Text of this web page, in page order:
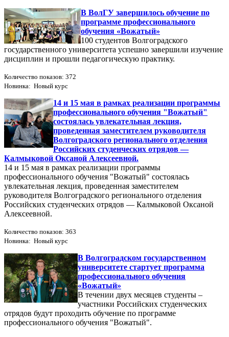
В ВолГУ завершилось обучение по
программе профессионального
обучения «Вожатый»
100 студентов Волгоградского
государственного университета успешно завершили изучение
дисциплин и прошли педагогическую практику.
Количество показов: 372
Новинка: Новый курс
14 и 15 мая в рамках реализации программы
профессионального обучения "Вожатый"
состоялась увлекательная лекция,
проведенная заместителем руководителя
Волгоградского регионального отделения
Российских студенческих отрядов —
Калмыковой Оксаной Алексеевной.
14 и 15 мая в рамках реализации программы
профессионального обучения "Вожатый" состоялась
увлекательная лекция, проведенная заместителем
руководителя Волгоградского регионального отделения
Российских студенческих отрядов — Калмыковой Оксаной
Алексеевной.
Количество показов: 363
Новинка: Новый курс
В Волгоградском государственном
университете стартует программа
профессионального обучения
«Вожатый»
В течении двух месяцев студенты –
участники Российских студенческих
отрядов будут проходить обучение по программе
профессионального обучения "Вожатый".